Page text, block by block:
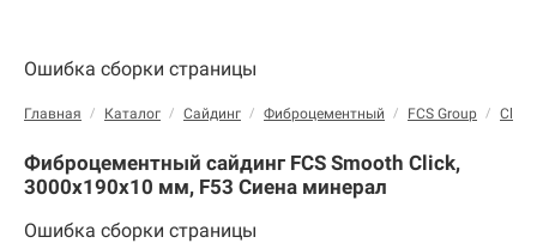
Ошибка сборки страницы
Главная / Каталог / Сайдинг / Фиброцементный / FCS Group / Click
Фиброцементный сайдинг FCS Smooth Click,
3000х190х10 мм, F53 Сиена минерал
Ошибка сборки страницы